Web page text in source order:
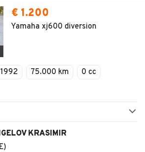
€ 1.200
Yamaha xj600 diversion
75.000 km
0 cc
KRASIMIR